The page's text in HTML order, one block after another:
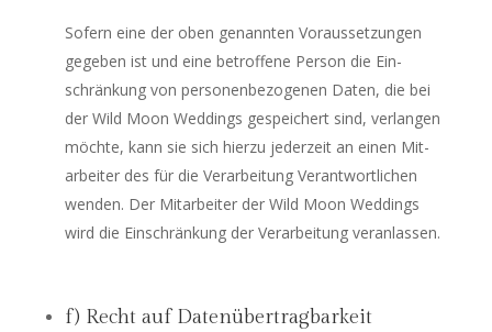
Sofern eine der oben genann­ten Vor­aus­set­zun­gen
gege­ben ist und eine betrof­fe­ne Per­son die Ein­
schrän­kung von per­so­nen­be­zo­ge­nen Daten, die bei
der Wild Moon Wed­dings gespei­chert sind, ver­lan­gen
möch­te, kann sie sich hier­zu jeder­zeit an einen Mit­
ar­bei­ter des für die Ver­ar­bei­tung Ver­ant­wort­li­chen
wen­den. Der Mit­ar­bei­ter der Wild Moon Wed­dings
wird die Ein­schrän­kung der Ver­ar­bei­tung veranlassen.
f) Recht auf Datenübertragbarkeit